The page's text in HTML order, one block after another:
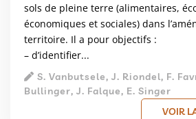
sols de pleine terre (alimentaires,
économiques et sociales) dans
territoire. Il a pour objectifs :
– d’identifier...
S. Vanbutsele, J. Riondel, F.
Bullinger, J. Falque, E. Singer
VOIR